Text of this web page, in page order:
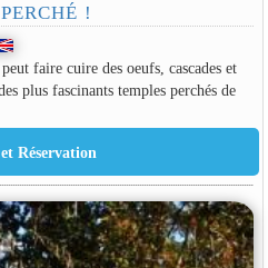
!
faire cuire des oeufs, cascades et
plus fascinants temples perchés de